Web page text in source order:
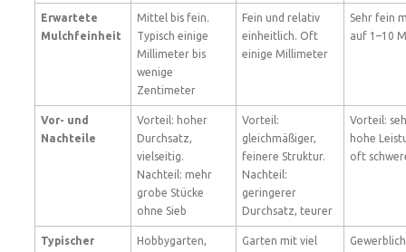
Erwartete
Mulchfeinheit
Mittel bis fein.
Typisch einige
Millimeter bis
wenige
Zentimeter
Fein und relativ
einheitlich. Oft
einige Millimeter
Sehr fein
auf 1–10
Vor- und
Nachteile
Vorteil: hoher
Durchsatz,
vielseitig.
Nachteil: mehr
grobe Stücke
ohne Sieb
Vorteil:
gleichmäßiger,
feinere Struktur.
Nachteil:
geringerer
Durchsatz, teurer
Vorteil:
hohe
oft
Typischer
Hobbygarten,
Garten mit viel